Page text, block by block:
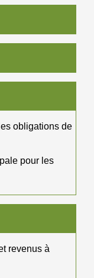
obligations de
pour les
revenus à